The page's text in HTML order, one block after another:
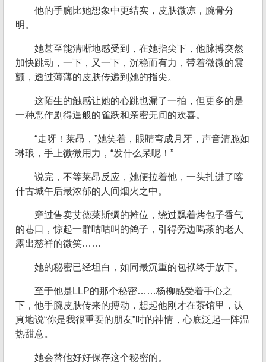
他的手腕比她想象中更结实，皮肤微凉，腕骨分
明。
她甚至能清晰地感受到，在她指尖下，他脉搏突然
加快跳动，一下，又一下，沉稳而有力，带着微微的震
颤，透过薄薄的皮肤传递到她的指尖。
这陌生的触感让她的心跳也漏了一拍，但更多的是
一种恶作剧得逞般的雀跃和亲密无间的欢喜。
“走呀！莱昂，”她笑着，眼睛弯成月牙，声音清脆如
琳琅，手上微微用力，“发什么呆呢！”
说完，不等莱昂反应，她便拉着他，一头扎进了喀
什古城午后最浓郁的人间烟火之中。
穿过售卖艾德莱斯绸的摊位，绕过飘着烤包子香气
的巷口，惊起一群咕咕叫的鸽子，引得旁边喝茶的老人
露出慈祥的微笑……
她的秘密已经坦白，如同最沉重的包袱终于放下。
至于他是LLP的那个秘密……杨柳感受着手心之
下，他手腕皮肤传来的搏动，想起他刚才在茶馆里，认
真地说“你是我很重要的朋友”时的神情，心底泛起一阵温
热甜意。
她会替他好好保存这个秘密的。